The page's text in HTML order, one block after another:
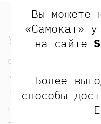
Вы можете
«Самокат»
на сайте
Более
способы
узнать
о нас
контакты
foreign rights
политика